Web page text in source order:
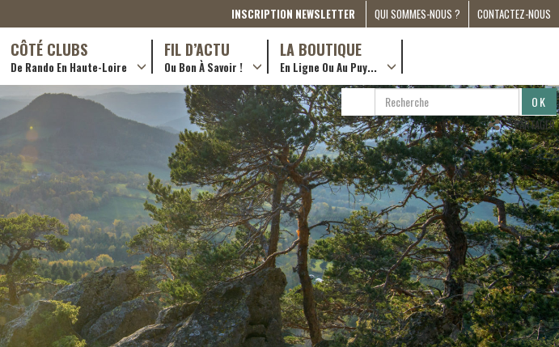
INSCRIPTION NEWSLETTER
QUI SOMMES-NOUS ?
A PROPOS
PRESSE
PARTENARIATS
ESPACE MÉDIA
COMPAGNON DE ROUTE
2022
CONTACTEZ-NOUS
CÔTÉ CLUBS
De Rando En Haute-Loire
Formations en rando 2024
Rando douce
Trouver un club
Adhérer
Créer un club
Ordre de mission et note de frais
FIL D’ACTU
Ou Bon À Savoir !
LA BOUTIQUE
En Ligne Ou Au Puy...
… en ville !
…en ligne !
RECHERCHER
RECHERCHE
PARTAGER